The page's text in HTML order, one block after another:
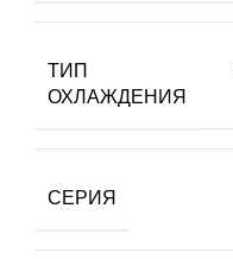
ТИП
ОХЛАЖДЕНИЯ
СЕРИЯ